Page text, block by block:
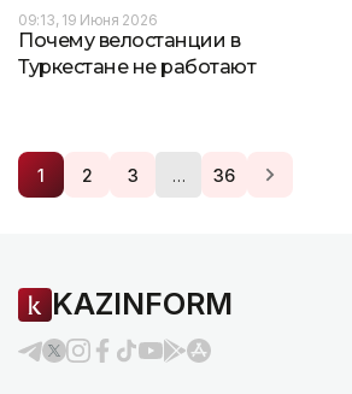
09:13, 19 Июня 2026
Почему велостанции в
Туркестане не работают
1 2 3 … 36
KAZINFORM